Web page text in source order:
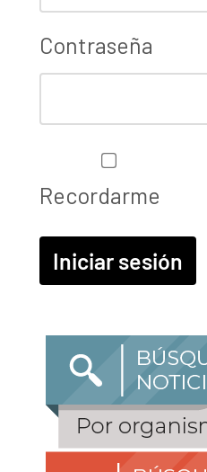
Contraseña
Recordarme